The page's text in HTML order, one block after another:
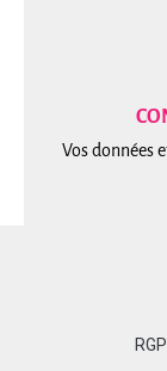
Vos données